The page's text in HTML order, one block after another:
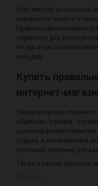
Этот мягкий, роскошный
невероятно легок и
Превосходные пуховые
обработку для
но при этом остается
походов.
Купить
интернет-
Перед покупкой
обдумать. Украине -
разнообразным
отдыха, и качественный
огромное значение для
Также в нашем магазине
Палатки